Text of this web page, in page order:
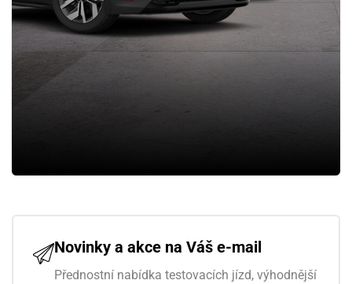
Novinky a akce na Váš e-mail
Přednostní nabídka testovacích jízd, výhodnější